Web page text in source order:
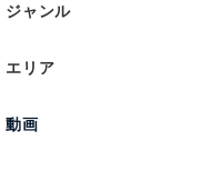
ジャンル
エリア
動画